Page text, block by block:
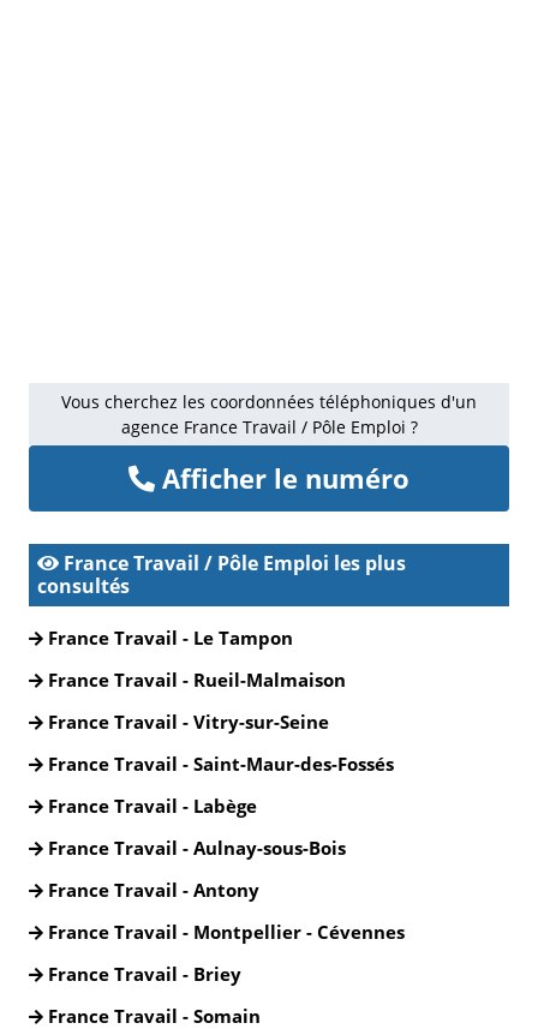
Vous cherchez les coordonnées téléphoniques d'un
agence France Travail / Pôle Emploi ?
Afficher le numéro
France Travail / Pôle Emploi les plus
consultés
France Travail - Le Tampon
France Travail - Rueil-Malmaison
France Travail - Vitry-sur-Seine
France Travail - Saint-Maur-des-Fossés
France Travail - Labège
France Travail - Aulnay-sous-Bois
France Travail - Antony
France Travail - Montpellier - Cévennes
France Travail - Briey
France Travail - Somain